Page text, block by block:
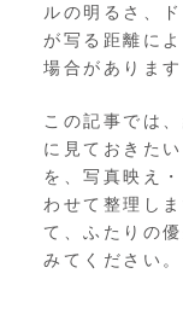
ルの明るさ、
が写る距離に
場合があります
この記事では
に見ておきた
を、写真映え
わせて整理し
て、ふたりの
みてください。